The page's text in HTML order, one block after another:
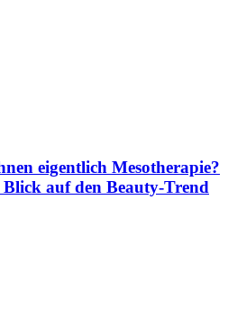
eigentlich Mesotherapie?
auf den Beauty-Trend